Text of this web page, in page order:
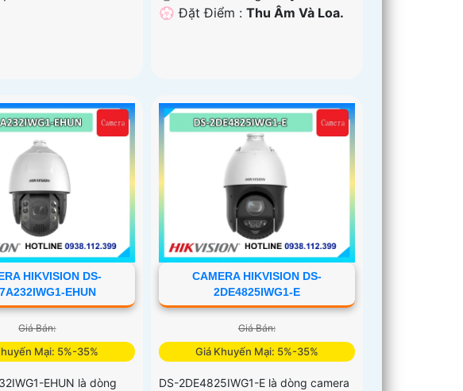
️💮 Đặt Điểm :Thu Âm Và Loa.
HIKVISION DS-
EHUN
Giá Bán:
Mại: 5%-35%
EHUN là dòng
CAMERA HIKVISION DS-
2DE4825IWG1-E
Giá Bán:
Giá Khuyến Mại: 5%-35%
DS-2DE4825IWG1-E là dòng camera